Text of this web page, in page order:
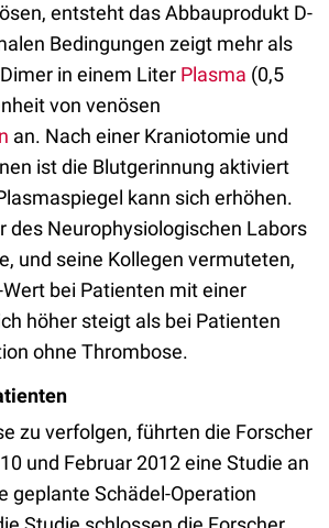
entsteht das Abbauprodukt D-
Bedingungen zeigt mehr als
in einem Liter Plasma (0,5
von venösen
an. Nach einer Kraniotomie und
ist die Blutgerinnung aktiviert
kann sich erhöhen.
des Neurophysiologischen Labors
und seine Kollegen vermuteten,
bei Patienten mit einer
höher steigt als bei Patienten
ohne Thrombose.
zu verfolgen, führten die Forscher
und Februar 2012 eine Studie an
geplante Schädel-Operation